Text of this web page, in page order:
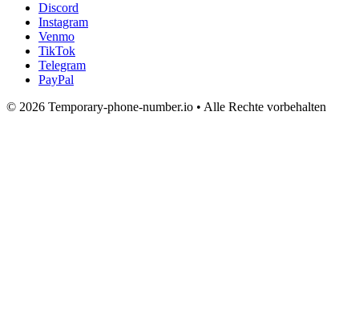
Discord
Instagram
Venmo
TikTok
Telegram
PayPal
© 2026 Temporary-phone-number.io • Alle Rechte vorbehalten